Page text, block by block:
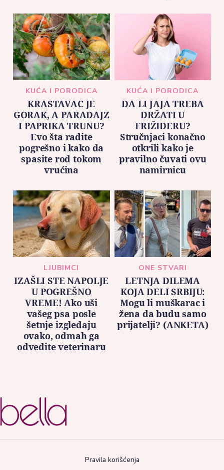
KUĆA I PORODICA
KRASTAVAC JE
GORAK, A PARADAJZ
I PAPRIKA TRUNU?
Evo šta radite
pogrešno i kako da
spasite rod tokom
vrućina
KUĆA I PORODICA
DA LI JAJA TREBA
DRŽATI U
FRIŽIDERU?
Stručnjaci konačno
otkrili kako je
pravilno čuvati ovu
namirnicu
LJUBIMCI
IZAŠLI STE NAPOLJE
U POGREŠNO
VREME! Ako uši
vašeg psa posle
šetnje izgledaju
ovako, odmah ga
odvedite veterinaru
ONE STVARI
LETNJA DILEMA
KOJA DELI SRBIJU:
Mogu li muškarac i
žena da budu samo
prijatelji? (ANKETA)
Pravila korišćenja